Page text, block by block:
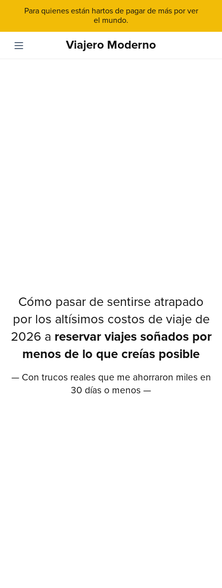
Para quienes están hartos de pagar de más por ver
el mundo.
Viajero Moderno
Cómo pasar de sentirse atrapado
por los altísimos costos de viaje de
2026 a reservar viajes soñados por
menos de lo que creías posible
— Con trucos reales que me ahorraron miles en
30 días o menos —